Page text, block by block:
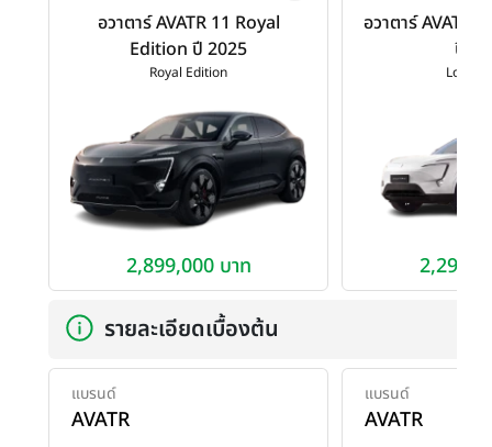
อวาตาร์ AVATR 11 Royal
Edition ปี 2025
Royal Edition
2,899,000 บาท
อวาตาร์ AVATR
ปี
Long
รายละเอียดเบื้องต้น
แบรนด์
AVATR
แบรนด์
AVATR